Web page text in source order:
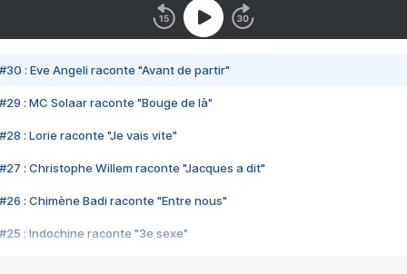
#30 : Eve Angeli raconte "Avant de partir"
#29 : MC Solaar raconte "Bouge de là"
#28 : Lorie raconte "Je vais vite"
#27 : Christophe Willem raconte "Jacques a dit"
#26 : Chimène Badi raconte "Entre nous"
#25 : Indochine raconte "3e sexe"